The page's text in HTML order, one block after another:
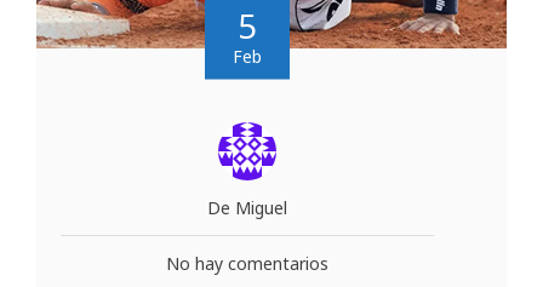
5
Feb
De Miguel
No hay comentarios